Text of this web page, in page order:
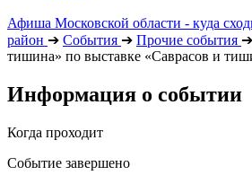
Афиша Московской области - куда
район ➔ События ➔ Прочие события ➔
тишина» по выставке «Саврасов и
Информация о событии
Когда проходит
Событие завершено